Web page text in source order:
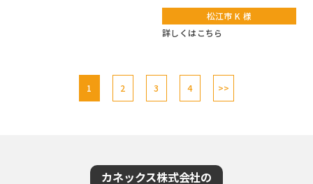
松江市 K 様
詳しくはこちら
1 2 3 4 >>
カネックス株式会社の